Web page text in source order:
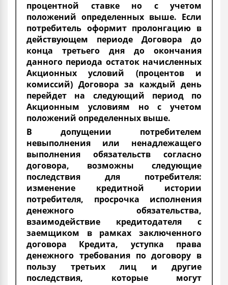
процентной ставке но с учетом
положений определенных выше. Если
потребитель оформит пролонгацию в
действующем периоде Договора до
конца третьего дня до окончания
данного периода остаток начисленных
Акционных условий (процентов и
комиссий) Договора за каждый день
перейдет на следующий период по
Акционным условиям но с учетом
положений определенных выше.
В допущении потребителем
невыполнения или ненадлежащего
выполнения обязательств согласно
договора, возможны следующие
последствия для потребителя:
изменение кредитной истории
потребителя, просрочка исполнения
денежного обязательства,
взаимодействие кредитодателя с
заемщиком в рамках заключенного
договора Кредита, уступка права
денежного требования по договору в
пользу третьих лиц и другие
последствия, которые могут